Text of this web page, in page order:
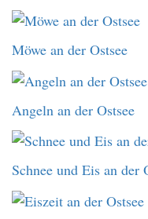
Möwe an der Ostsee
Angeln an der Ostsee
Schnee und Eis an der